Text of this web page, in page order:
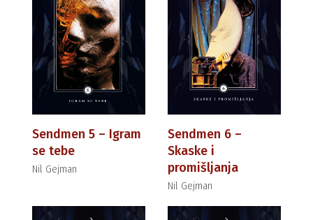
Sendmen 5 – Igram
se tebe
Nil Gejman
Sendmen 6 –
Skaske i
promišljanja
Nil Gejman